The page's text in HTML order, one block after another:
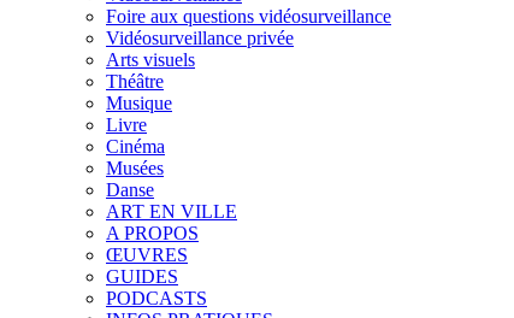
Foire aux questions vidéosurveillance
Vidéosurveillance privée
Arts visuels
Théâtre
Musique
Livre
Cinéma
Musées
Danse
ART EN VILLE
A PROPOS
ŒUVRES
GUIDES
PODCASTS